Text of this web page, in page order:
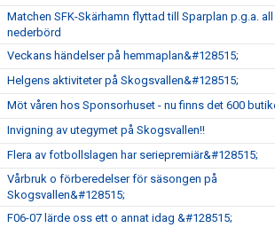
Matchen SFK-Skärhamn flyttad till Sparplan p.g.a. all
nederbörd
Veckans händelser på hemmaplan&#128515;
Helgens aktiviteter på Skogsvallen&#128515;
Möt våren hos Sponsorhuset - nu finns det 600
Invigning av utegymet på Skogsvallen!!
Flera av fotbollslagen har seriepremiär&#128515;
Vårbruk o förberedelser för säsongen på
Skogsvallen&#128515;
F06-07 lärde oss ett o annat idag &#128515;